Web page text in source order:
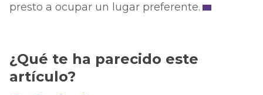
presto a ocupar un lugar preferente.
¿Qué te ha parecido este
artículo?